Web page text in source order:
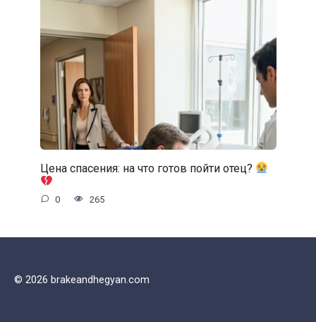
Цена спасения: на что готов пойти отец?
0 265
© 2026 brakeandhegyan.com